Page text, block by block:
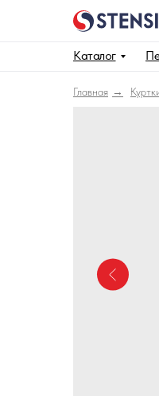
Главная
Каталог